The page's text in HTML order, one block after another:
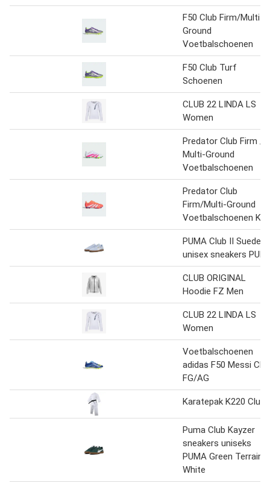
F50 Club Firm/Multi-
Ground
Voetbalschoenen
F50 Club Turf
Schoenen
CLUB 22 LINDA LS
Women
Predator Club Firm /
Multi-Ground
Voetbalschoenen
Predator Club
Firm/Multi-Ground
Voetbalschoenen
PUMA Club II Suede
unisex sneakers
CLUB ORIGINAL
Hoodie FZ Men
CLUB 22 LINDA LS
Women
Voetbalschoenen
adidas F50 Messi
FG/AG
Karatepak K220 Club
Puma Club Kayzer
sneakers uniseks
PUMA Green Terrain
White